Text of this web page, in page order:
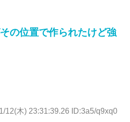
の位置で作られたけど強
12(木) 23:31:39.26 ID:3a5/q9xq0